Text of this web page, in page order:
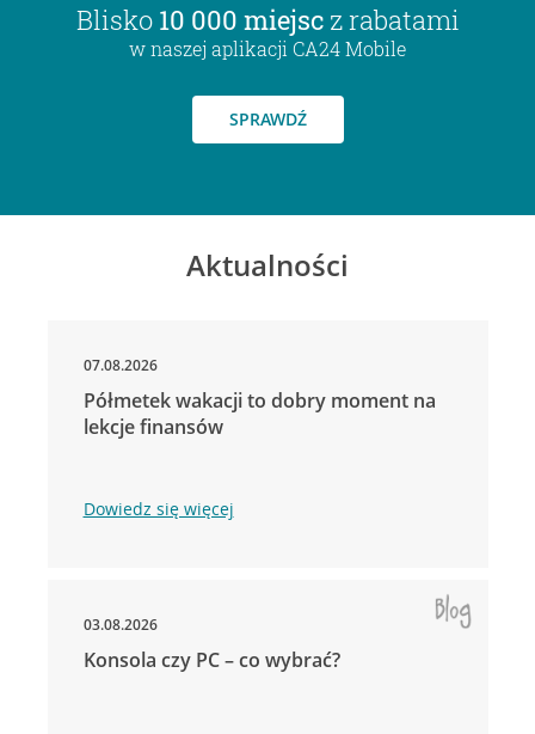
Blisko 10 000 miejsc z rabatami
w naszej aplikacji CA24 Mobile
SPRAWDŹ
Aktualności
07.08.2026
Półmetek wakacji to dobry moment na
lekcje finansów
Dowiedz się więcej
03.08.2026
Konsola czy PC – co wybrać?